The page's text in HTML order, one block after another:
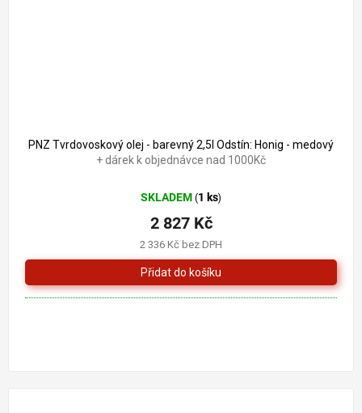
PNZ Tvrdovoskový olej - barevný 2,5l Odstín: Honig - medový
+ dárek k objednávce nad 1000Kč
SKLADEM (1 ks)
2 336 Kč bez DPH
2 827 Kč